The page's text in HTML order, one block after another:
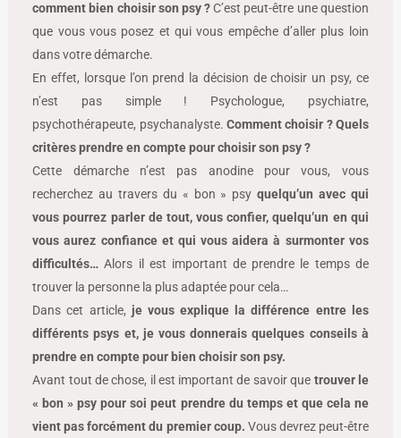
comment bien choisir son psy ?C’est peut-être une question
que vous vous posez et qui vous empêche d’aller plus loin
dans votre démarche.
En effet, lorsque l’on prend la décision de choisir un psy, ce
n’est pas simple ! Psychologue, psychiatre,
psychothérapeute, psychanalyste. Comment choisir ? Quels
critères prendre en compte pour choisir son psy ?
Cette démarche n’est pas anodine pour vous, vous
recherchez au travers du « bon » psy quelqu’un avec qui
vous pourrez parler de tout, vous confier, quelqu’un en qui
vous aurez confiance et qui vous aidera à surmonter vos
difficultés… Alors il est important de prendre le temps de
trouver la personne la plus adaptée pour cela…
Dans cet article, je vous explique la différence entre les
différents psys et, je vous donnerais quelques conseils à
prendre en compte pour bien choisir son psy.
Avant tout de chose, il est important de savoir que trouver le
« bon » psy pour soi peut prendre du temps et que cela ne
vient pas forcément du premier coup. Vous devrez peut-être